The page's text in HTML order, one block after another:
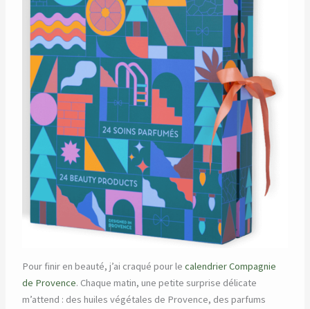
Pour finir en beauté, j’ai craqué pour le calendrier Compagnie
de Provence. Chaque matin, une petite surprise délicate
m’attend : des huiles végétales de Provence, des parfums